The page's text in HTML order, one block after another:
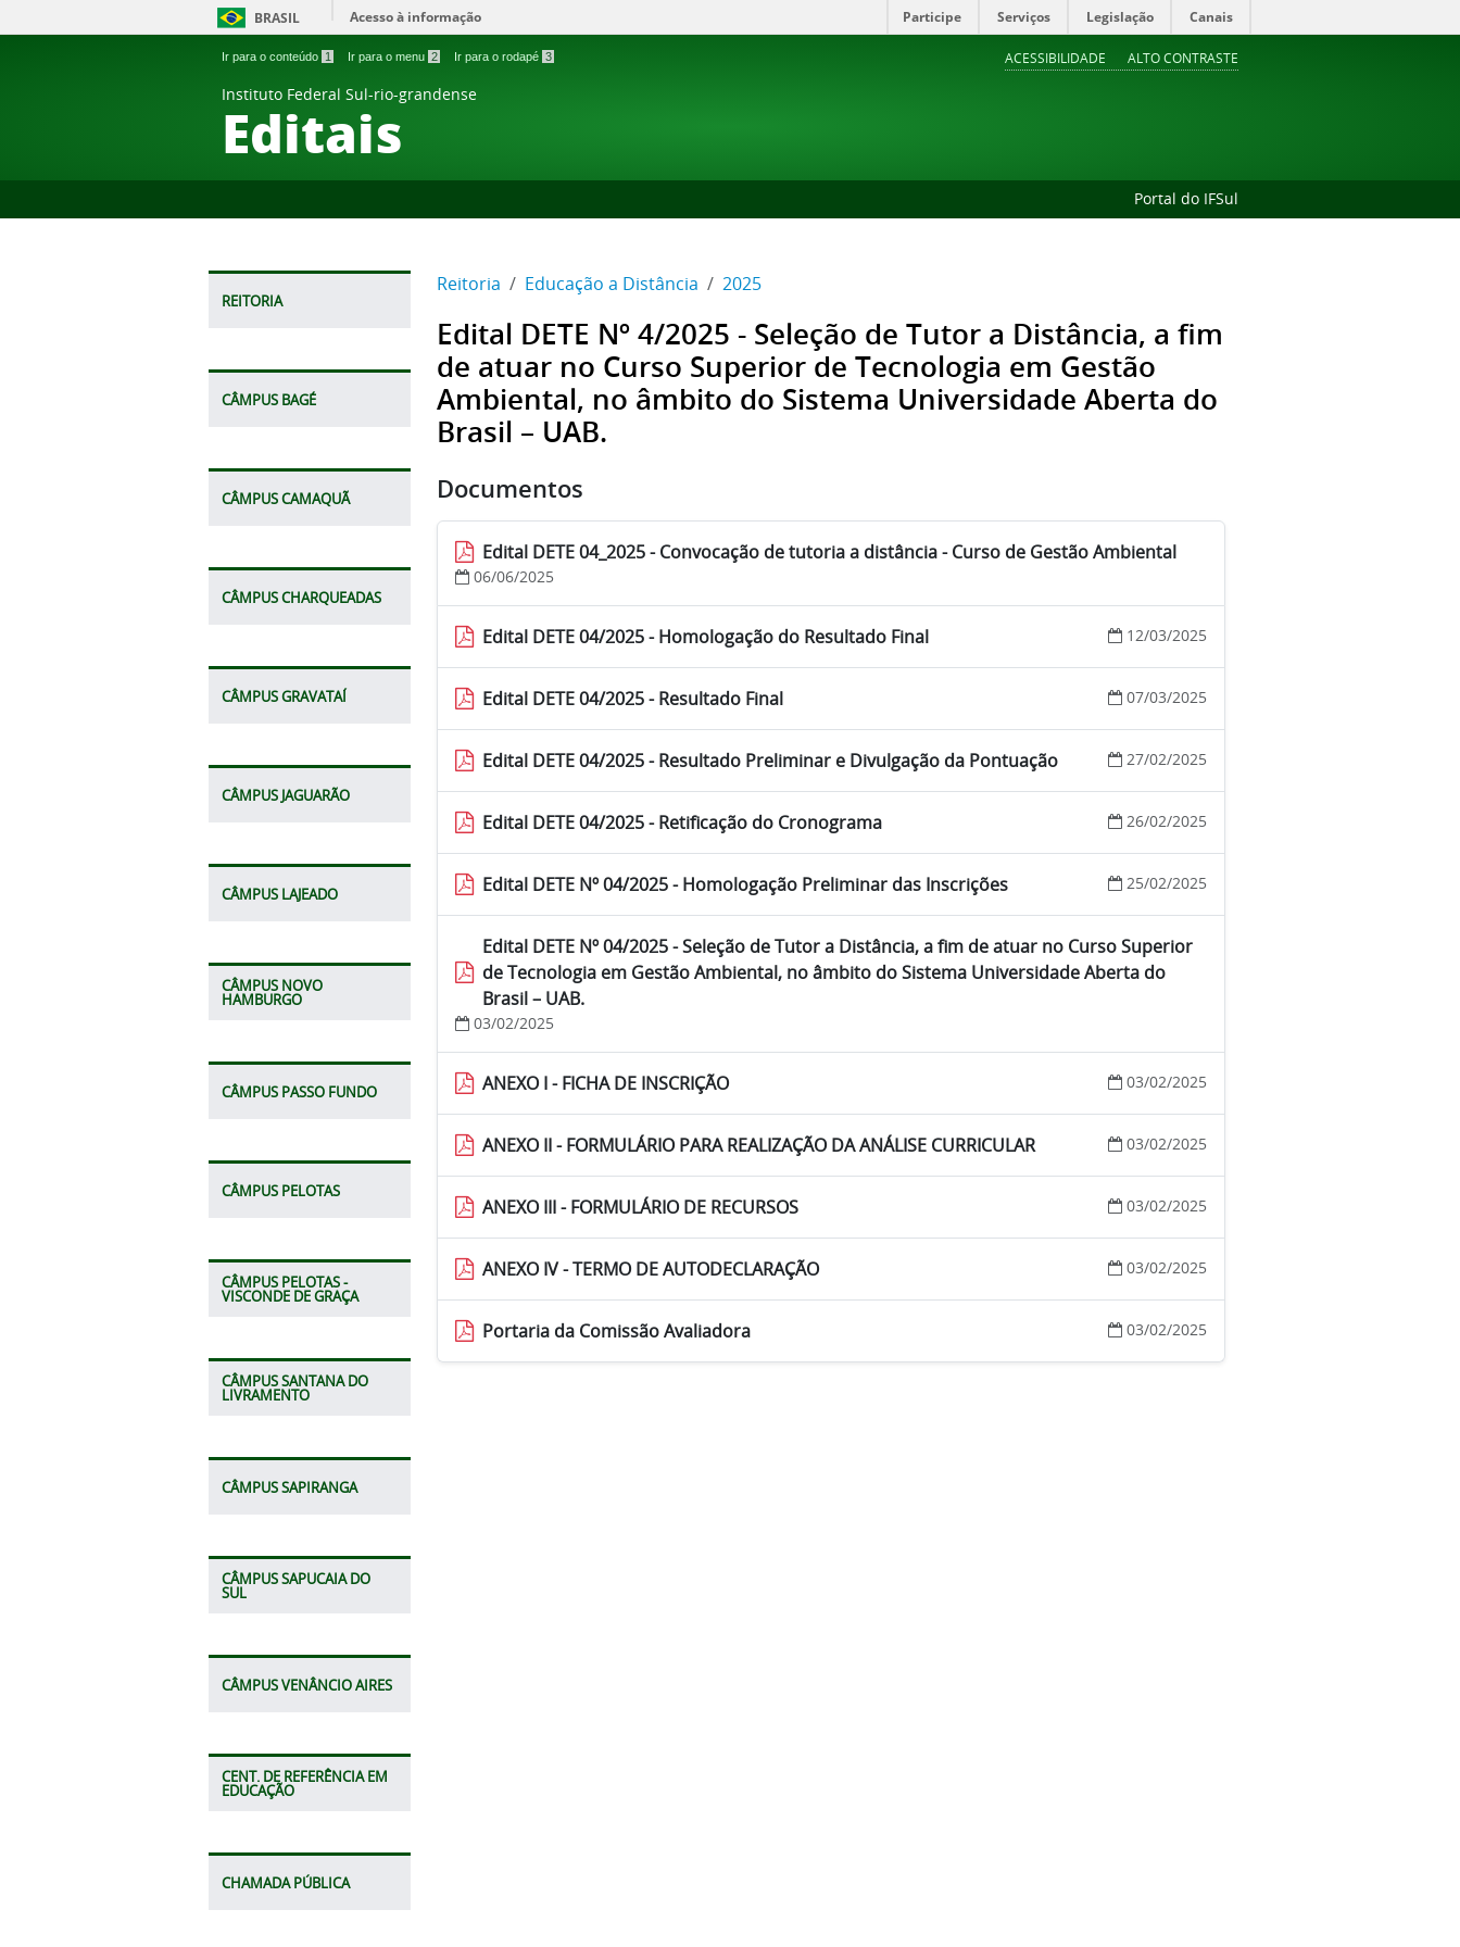
BRASIL Acesso à informação Participe Serviços Legislação Canais
Ir para o conteúdo 1 Ir para o menu 2 Ir para o rodapé 3 ACESSIBILIDADE ALTO CONTRASTE
Instituto Federal Sul-rio-grandense
Editais
Portal do IFSul
REITORIA
CÂMPUS BAGÉ
CÂMPUS CAMAQUÃ
CÂMPUS CHARQUEADAS
CÂMPUS GRAVATAÍ
CÂMPUS JAGUARÃO
CÂMPUS LAJEADO
CÂMPUS NOVO
HAMBURGO
CÂMPUS PASSO FUNDO
CÂMPUS PELOTAS
CÂMPUS PELOTAS -
VISCONDE DE GRAÇA
CÂMPUS SANTANA DO
LIVRAMENTO
CÂMPUS SAPIRANGA
CÂMPUS SAPUCAIA DO
SUL
CÂMPUS VENÂNCIO AIRES
CENT. DE REFERÊNCIA EM
EDUCAÇÃO
CHAMADA PÚBLICA
Reitoria Educação a Distância 2025
Edital DETE Nº 4/2025 - Seleção de Tutor a Distância, a fim
de atuar no Curso Superior de Tecnologia em Gestão
Ambiental, no âmbito do Sistema Universidade Aberta do
Brasil – UAB.
Documentos
Edital DETE 04_2025 - Convocação de tutoria a distância - Curso de Gestão Ambiental
06/06/2025
Edital DETE 04/2025 - Homologação do Resultado Final 12/03/2025
Edital DETE 04/2025 - Resultado Final 07/03/2025
Edital DETE 04/2025 - Resultado Preliminar e Divulgação da Pontuação 27/02/2025
Edital DETE 04/2025 - Retificação do Cronograma 26/02/2025
Edital DETE Nº 04/2025 - Homologação Preliminar das Inscrições 25/02/2025
Edital DETE Nº 04/2025 - Seleção de Tutor a Distância, a fim de atuar no Curso Superior
de Tecnologia em Gestão Ambiental, no âmbito do Sistema Universidade Aberta do
Brasil – UAB.
03/02/2025
ANEXO I - FICHA DE INSCRIÇÃO 03/02/2025
ANEXO II - FORMULÁRIO PARA REALIZAÇÃO DA ANÁLISE CURRICULAR 03/02/2025
ANEXO III - FORMULÁRIO DE RECURSOS 03/02/2025
ANEXO IV - TERMO DE AUTODECLARAÇÃO 03/02/2025
Portaria da Comissão Avaliadora 03/02/2025